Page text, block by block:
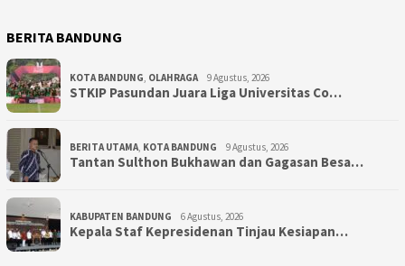
BERITA BANDUNG
KOTA BANDUNG, OLAHRAGA 9 Agustus, 2026
STKIP Pasundan Juara Liga Universitas Co…
BERITA UTAMA, KOTA BANDUNG 9 Agustus, 2026
Tantan Sulthon Bukhawan dan Gagasan Besa…
KABUPATEN BANDUNG 6 Agustus, 2026
Kepala Staf Kepresidenan Tinjau Kesiapan…